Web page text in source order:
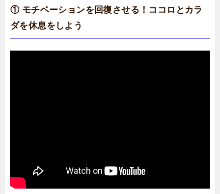
① モチベーションを回復させる！ココロとカラ
ダを休息をしよう